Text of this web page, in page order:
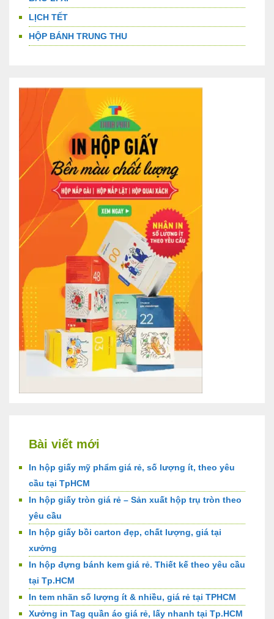
LỊCH TẾT
HỘP BÁNH TRUNG THU
Bài viết mới
In hộp giấy mỹ phẩm giá rẻ, số lượng ít, theo yêu
cầu tại TpHCM
In hộp giấy tròn giá rẻ – Sản xuất hộp trụ tròn theo
yêu cầu
In hộp giấy bồi carton đẹp, chất lượng, giá tại
xưởng
In hộp đựng bánh kem giá rẻ. Thiết kế theo yêu cầu
tại Tp.HCM
In tem nhãn số lượng ít & nhiều, giá rẻ tại TPHCM
Xưởng in Tag quần áo giá rẻ, lấy nhanh tại Tp.HCM